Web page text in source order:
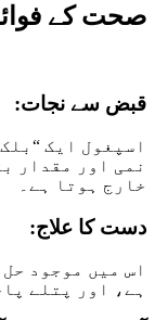
صحت کے
قبض سے نجات:
اسپغول ایک
نمی اور مقدار
خارج ہوتا ہے۔
دست کا علاج:
اس میں موجود
ہے، اور پتلے